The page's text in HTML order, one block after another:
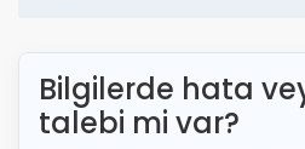
Bilgilerde hata
talebi mi var?